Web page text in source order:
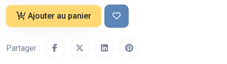
Ajouter au panier
Partager :